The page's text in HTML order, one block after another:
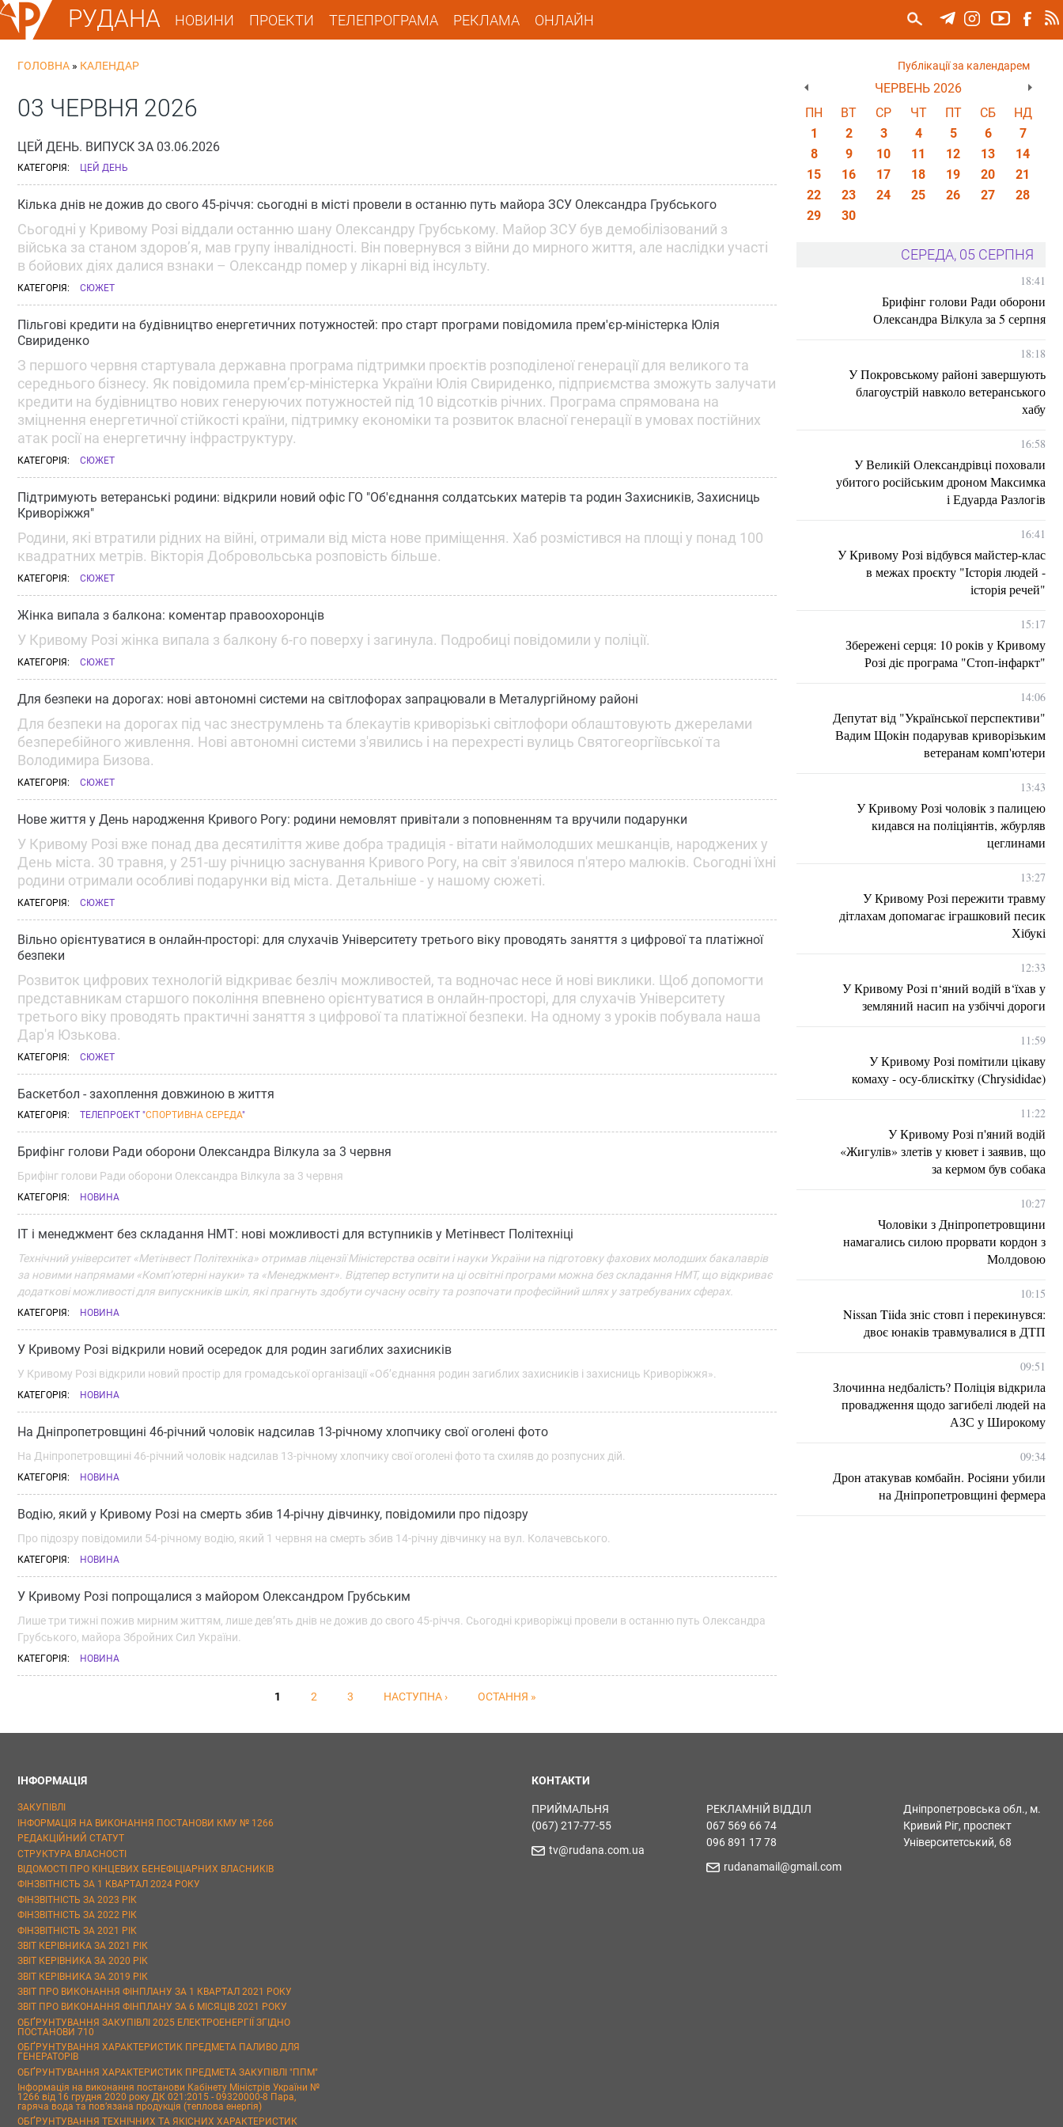
РУДАНА НОВИНИ ПРОЕКТИ ТЕЛЕПРОГРАМА РЕКЛАМА ОНЛАЙН
ГОЛОВНА » КАЛЕНДАР
03 ЧЕРВНЯ 2026
ЦЕЙ ДЕНЬ. ВИПУСК ЗА 03.06.2026
КАТЕГОРІЯ: ЦЕЙ ДЕНЬ
Кілька днів не дожив до свого 45-річчя: сьогодні в місті провели в останню путь майора ЗСУ Олександра Грубського
Сьогодні у Кривому Розі віддали останню шану Олександру Грубському. Майор ЗСУ був демобілізований з
війська за станом здоров’я, мав групу інвалідності. Він повернувся з війни до мирного життя, але наслідки участі
в бойових діях далися взнаки – Олександр помер у лікарні від інсульту.
КАТЕГОРІЯ: СЮЖЕТ
Пільгові кредити на будівництво енергетичних потужностей: про старт програми повідомила прем'єр-міністерка Юлія
Свириденко
З першого червня стартувала державна програма підтримки проєктів розподіленої генерації для великого та
середнього бізнесу. Як повідомила прем’єр-міністерка України Юлія Свириденко, підприємства зможуть залучати
кредити на будівництво нових генеруючих потужностей під 10 відсотків річних. Програма спрямована на
зміцнення енергетичної стійкості країни, підтримку економіки та розвиток власної генерації в умовах постійних
атак росії на енергетичну інфраструктуру.
КАТЕГОРІЯ: СЮЖЕТ
Підтримують ветеранські родини: відкрили новий офіс ГО "Об'єднання солдатських матерів та родин Захисників, Захисниць
Криворіжжя"
Родини, які втратили рідних на війні, отримали від міста нове приміщення. Хаб розмістився на площі у понад 100
квадратних метрів. Вікторія Добровольська розповість більше.
КАТЕГОРІЯ: СЮЖЕТ
Жінка випала з балкона: коментар правоохоронців
У Кривому Розі жінка випала з балкону 6-го поверху і загинула. Подробиці повідомили у поліції.
КАТЕГОРІЯ: СЮЖЕТ
Для безпеки на дорогах: нові автономні системи на світлофорах запрацювали в Металургійному районі
Для безпеки на дорогах під час знеструмлень та блекаутів криворізькі світлофори облаштовують джерелами
безперебійного живлення. Нові автономні системи з'явились і на перехресті вулиць Святогеоргіївської та
Володимира Бизова.
КАТЕГОРІЯ: СЮЖЕТ
Нове життя у День народження Кривого Рогу: родини немовлят привітали з поповненням та вручили подарунки
У Кривому Розі вже понад два десятиліття живе добра традиція - вітати наймолодших мешканців, народжених у
День міста. 30 травня, у 251-шу річницю заснування Кривого Рогу, на світ з'явилося п'ятеро малюків. Сьогодні їхні
родини отримали особливі подарунки від міста. Детальніше - у нашому сюжеті.
КАТЕГОРІЯ: СЮЖЕТ
Вільно орієнтуватися в онлайн-просторі: для слухачів Університету третього віку проводять заняття з цифрової та платіжної
безпеки
Розвиток цифрових технологій відкриває безліч можливостей, та водночас несе й нові виклики. Щоб допомогти
представникам старшого покоління впевнено орієнтуватися в онлайн-просторі, для слухачів Університету
третього віку проводять практичні заняття з цифрової та платіжної безпеки. На одному з уроків побувала наша
Дар'я Юзькова.
КАТЕГОРІЯ: СЮЖЕТ
Баскетбол - захоплення довжиною в життя
КАТЕГОРІЯ: ТЕЛЕПРОЕКТ "СПОРТИВНА СЕРЕДА"
Брифінг голови Ради оборони Олександра Вілкула за 3 червня
Брифінг голови Ради оборони Олександра Вілкула за 3 червня
КАТЕГОРІЯ: НОВИНА
ІТ і менеджмент без складання НМТ: нові можливості для вступників у Метінвест Політехніці
Технічний університет «Метінвест Політехніка» отримав ліцензії Міністерства освіти і науки України на підготовку фахових молодших бакалаврів
за новими напрямами «Комп’ютерні науки» та «Менеджмент». Відтепер вступити на ці освітні програми можна без складання НМТ, що відкриває
додаткові можливості для випускників шкіл, які прагнуть здобути сучасну освіту та розпочати професійний шлях у затребуваних сферах.
КАТЕГОРІЯ: НОВИНА
У Кривому Розі відкрили новий осередок для родин загиблих захисників
У Кривому Розі відкрили новий простір для громадської організації «Об’єднання родин загиблих захисників і захисниць Криворіжжя».
КАТЕГОРІЯ: НОВИНА
На Дніпропетровщині 46-річний чоловік надсилав 13-річному хлопчику свої оголені фото
На Дніпропетровщині 46-річний чоловік надсилав 13-річному хлопчику свої оголені фото та схиляв до розпусних дій.
КАТЕГОРІЯ: НОВИНА
Водію, який у Кривому Розі на смерть збив 14-річну дівчинку, повідомили про підозру
Про підозру повідомили 54-річному водію, який 1 червня на смерть збив 14-річну дівчинку на вул. Колачевського.
КАТЕГОРІЯ: НОВИНА
У Кривому Розі попрощалися з майором Олександром Грубським
Лише три тижні пожив мирним життям, лише дев’ять днів не дожив до свого 45-річчя. Сьогодні криворіжці провели в останню путь Олександра
Грубського, майора Збройних Сил України.
КАТЕГОРІЯ: НОВИНА
1 2 3 НАСТУПНА › ОСТАННЯ »
Публікації за календарем
ЧЕРВЕНЬ 2026
ПН
ВТ СР ЧТ ПТ СБ
НД
1
2 3 4 5 6
7
8
9 10 11 12 13
14
15
16 17 18 19 20
21
22
23 24 25 26 27
28
29
30
СЕРЕДА, 05 СЕРПНЯ
18:41
Брифінг голови Ради оборони
Олександра Вілкула за 5 серпня
18:18
У Покровському районі завершують
благоустрій навколо ветеранського
хабу
16:58
У Великій Олександрівці поховали
убитого російським дроном Максимка
і Едуарда Разлогів
16:41
У Кривому Розі відбувся майстер-клас
в межах проєкту "Історія людей -
історія речей"
15:17
Збережені серця: 10 років у Кривому
Розі діє програма "Стоп-інфаркт"
14:06
Депутат від "Української перспективи"
Вадим Щокін подарував криворізьким
ветеранам комп'ютери
13:43
У Кривому Розі чоловік з палицею
кидався на поліціянтів, жбурляв
цеглинами
13:27
У Кривому Розі пережити травму
дітлахам допомагає іграшковий песик
Хібукі
12:33
У Кривому Розі п‘яний водій в‘їхав у
земляний насип на узбіччі дороги
11:59
У Кривому Розі помітили цікаву
комаху - осу-блискітку (Chrysididae)
11:22
У Кривому Розі п'яний водій
«Жигулів» злетів у кювет і заявив, що
за кермом був собака
10:27
Чоловіки з Дніпропетровщини
намагались силою прорвати кордон з
Молдовою
10:15
Nissan Tiida зніс стовп і перекинувся:
двоє юнаків травмувалися в ДТП
09:51
Злочинна недбалість? Поліція відкрила
провадження щодо загибелі людей на
АЗС у Широкому
09:34
Дрон атакував комбайн. Росіяни убили
на Дніпропетровщині фермера
ІНФОРМАЦІЯ
ЗАКУПІВЛІ
ІНФОРМАЦІЯ НА ВИКОНАННЯ ПОСТАНОВИ КМУ № 1266
РЕДАКЦІЙНИЙ СТАТУТ
СТРУКТУРА ВЛАСНОСТІ
ВІДОМОСТІ ПРО КІНЦЕВИХ БЕНЕФІЦІАРНИХ ВЛАСНИКІВ
ФІНЗВІТНІСТЬ ЗА 1 КВАРТАЛ 2024 РОКУ
ФІНЗВІТНІСТЬ ЗА 2023 РІК
ФІНЗВІТНІСТЬ ЗА 2022 РІК
ФІНЗВІТНІСТЬ ЗА 2021 РІК
ЗВІТ КЕРІВНИКА ЗА 2021 РІК
ЗВІТ КЕРІВНИКА ЗА 2020 РІК
ЗВІТ КЕРІВНИКА ЗА 2019 РІК
ЗВІТ ПРО ВИКОНАННЯ ФІНПЛАНУ ЗА 1 КВАРТАЛ 2021 РОКУ
ЗВІТ ПРО ВИКОНАННЯ ФІНПЛАНУ ЗА 6 МІСЯЦІВ 2021 РОКУ
ОБҐРУНТУВАННЯ ЗАКУПІВЛІ 2025 ЕЛЕКТРОЕНЕРГІЇ ЗГІДНО
ПОСТАНОВИ 710
ОБҐРУНТУВАННЯ ХАРАКТЕРИСТИК ПРЕДМЕТА ПАЛИВО ДЛЯ
ГЕНЕРАТОРІВ
ОБҐРУНТУВАННЯ ХАРАКТЕРИСТИК ПРЕДМЕТА ЗАКУПІВЛІ "ППМ"
Інформація на виконання постанови Кабінету Міністрів України №
1266 від 16 грудня 2020 року ДК 021:2015 - 09320000-8 Пара,
гаряча вода та пов’язана продукція (теплова енергія)
ОБҐРУНТУВАННЯ ТЕХНІЧНИХ ТА ЯКІСНИХ ХАРАКТЕРИСТИК
КОНТАКТИ
ПРИЙМАЛЬНЯ
(067) 217-77-55
tv@rudana.com.ua
РЕКЛАМНІЙ ВІДДІЛ
067 569 66 74
096 891 17 78
rudanamail@gmail.com
Дніпропетровська обл., м.
Кривий Ріг, проспект
Університетський, 68